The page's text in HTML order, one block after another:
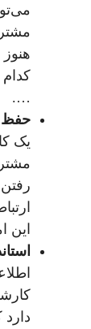
کدام
….
حفظ
این